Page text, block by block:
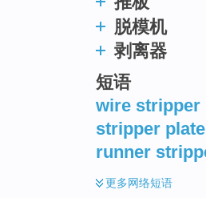
脱模机
剥离器
短语
wire stripper
stripper plate
runner
更多网络短语